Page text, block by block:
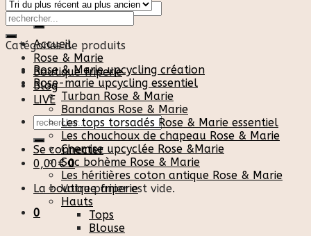
Recherche
pour :
Accueil
Rose & Marie
Boutique friperie
Blog
LIVE
Recherche
pour :
Se connecter
0,00€ 0
Votre panier est vide.
0
Catégories de produits
Rose & Marie upcycling création
Rose-marie upcycling essentiel
Turban Rose & Marie
Bandanas Rose & Marie
Les tops torsadés Rose & Marie essentiel
Les chouchoux de chapeau Rose & Marie
Chemise upcyclée Rose &Marie
Sac bohème Rose & Marie
Les héritières coton antique Rose & Marie
La boutique friperie
Hauts
Tops
Blouse